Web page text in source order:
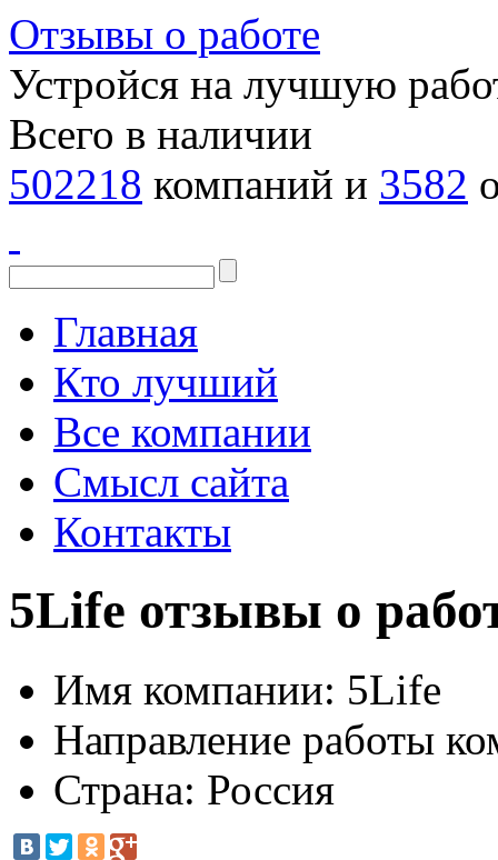
Отзывы о работе
Устройся на лучшую
Всего в наличии
502218 компаний и 3582
Главная
Кто лучший
Все компании
Смысл сайта
Контакты
5Life отзывы о
Имя компании: 5Life
Направление работы
Страна: Россия